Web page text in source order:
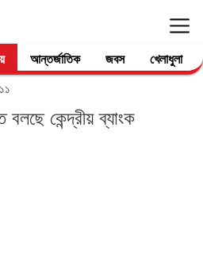
আন্তর্জাতিক জবস খেলাধুলা
বলছে কেন্দ্রীয় ব্যাংক